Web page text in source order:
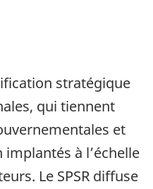
stratégique
qui tiennent
et
à l’échelle
Le SPSR diffuse